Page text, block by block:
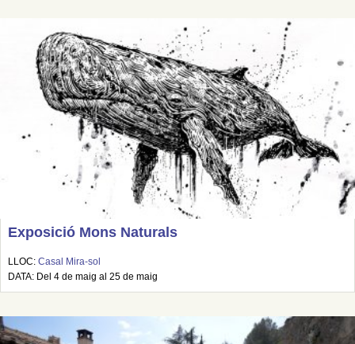
Exposició Mons Naturals
LLOC: Casal Mira-sol
DATA: Del 4 de maig al 25 de maig